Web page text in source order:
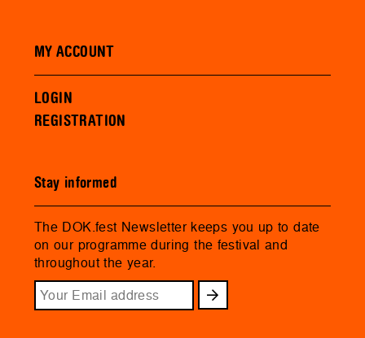
MY ACCOUNT
LOGIN
REGISTRATION
Stay informed
The DOK.fest Newsletter keeps you up to date
on our programme during the festival and
throughout the year.